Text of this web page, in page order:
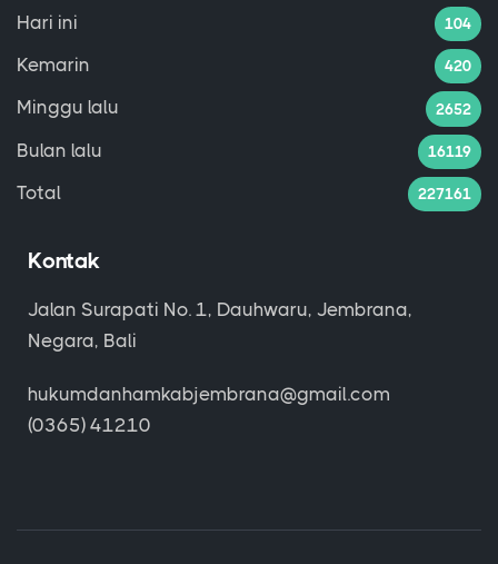
Hari ini 104
Kemarin 420
Minggu lalu 2652
Bulan lalu 16119
Total 227161
Kontak
Jalan Surapati No. 1, Dauhwaru, Jembrana,
Negara, Bali
hukumdanhamkabjembrana@gmail.com
(0365) 41210